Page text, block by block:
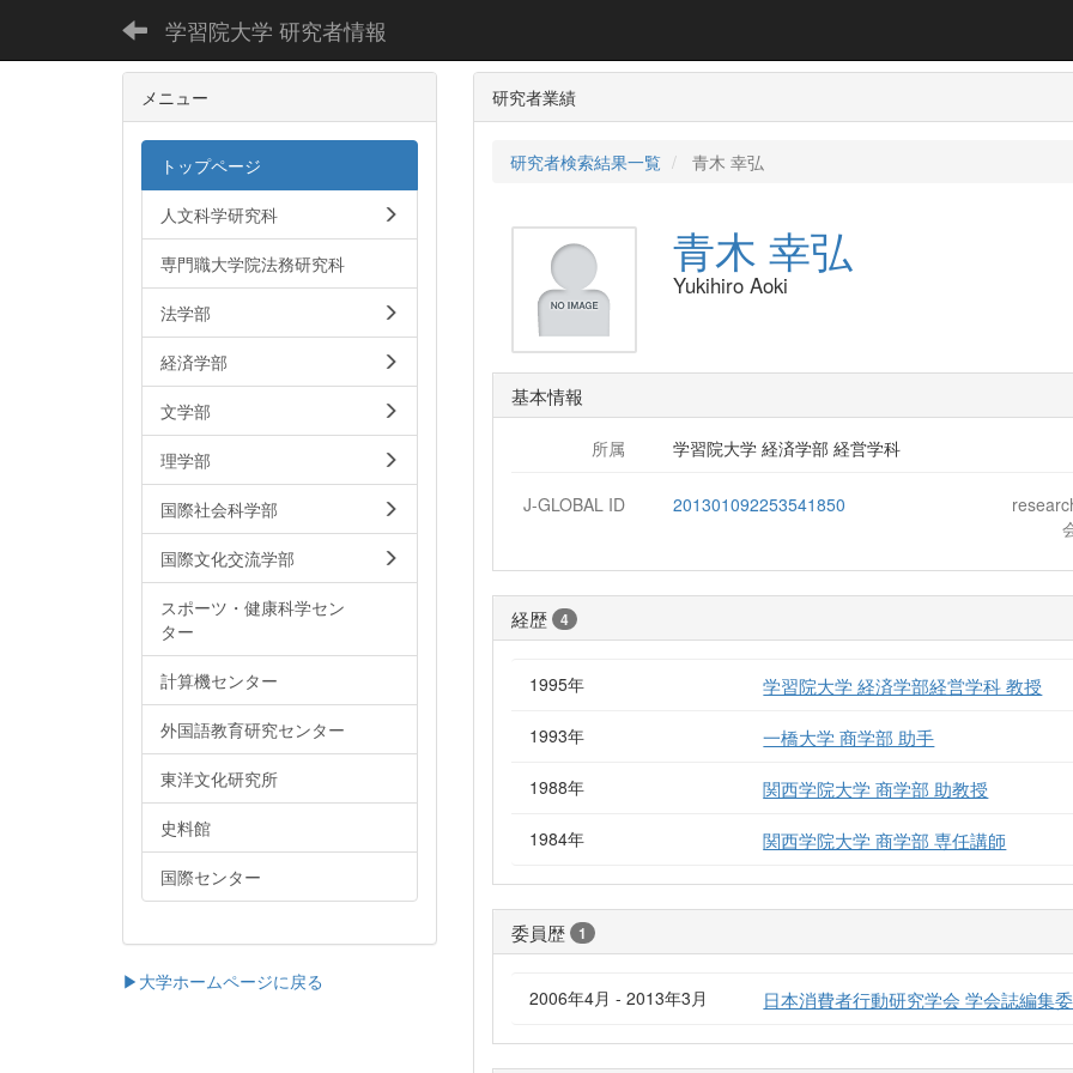
学習院大学 研究者情報
研究者業績
研究者検索結果一覧 青木 幸弘
青木 幸弘
Yukihiro Aoki
基本情報
所属 学習院大学 経済学部 経営学科
J-GLOBAL ID 201301092253541850
経歴 4
1995年 学習院大学 経済学部経営学科 教授
1993年 一橋大学 商学部 助手
1988年 関西学院大学 商学部 助教授
1984年 関西学院大学 商学部 専任講師
委員歴 1
2006年4月 - 2013年3月 日本消費者行動研究学会 学会誌編集
メニュー
トップページ
人文科学研究科
専門職大学院法務研究科
法学部
経済学部
文学部
理学部
国際社会科学部
国際文化交流学部
スポーツ・健康科学セン
ター
計算機センター
外国語教育研究センター
東洋文化研究所
史料館
国際センター
▶大学ホームページに戻る